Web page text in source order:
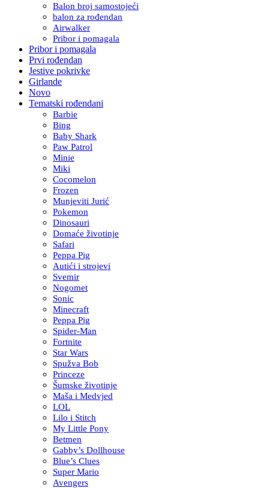
Balon broj samostojeći
balon za rođendan
Airwalker
Pribor i pomagala
Pribor i pomagala
Prvi rođendan
Jestive pokrivke
Girlande
Novo
Tematski rođendani
Barbie
Bing
Baby Shark
Paw Patrol
Minie
Miki
Cocomelon
Frozen
Munjeviti Jurić
Pokemon
Dinosauri
Domaće životinje
Safari
Peppa Pig
Autići i strojevi
Svemir
Nogomet
Sonic
Minecraft
Peppa Pig
Spider-Man
Fortnite
Star Wars
Spužva Bob
Princeze
Šumske životinje
Maša i Medvjed
LOL
Lilo i Stitch
My Little Pony
Betmen
Gabby’s Dollhouse
Blue’s Clues
Super Mario
Avengers